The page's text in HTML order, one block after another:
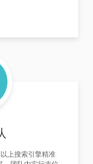
上搜索引擎精准